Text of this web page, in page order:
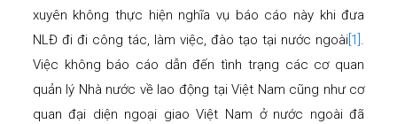
xuyên không thực hiện nghĩa vụ báo cáo này khi đưa
NLĐ đi đi công tác, làm việc, đào tạo tại nước ngoài [1] .
Việc không báo cáo dẫn đến tình trạng các cơ quan
quản lý Nhà nước về lao động tại Việt Nam cũng như cơ
quan đại diện ngoại giao Việt Nam ở nước ngoài đã